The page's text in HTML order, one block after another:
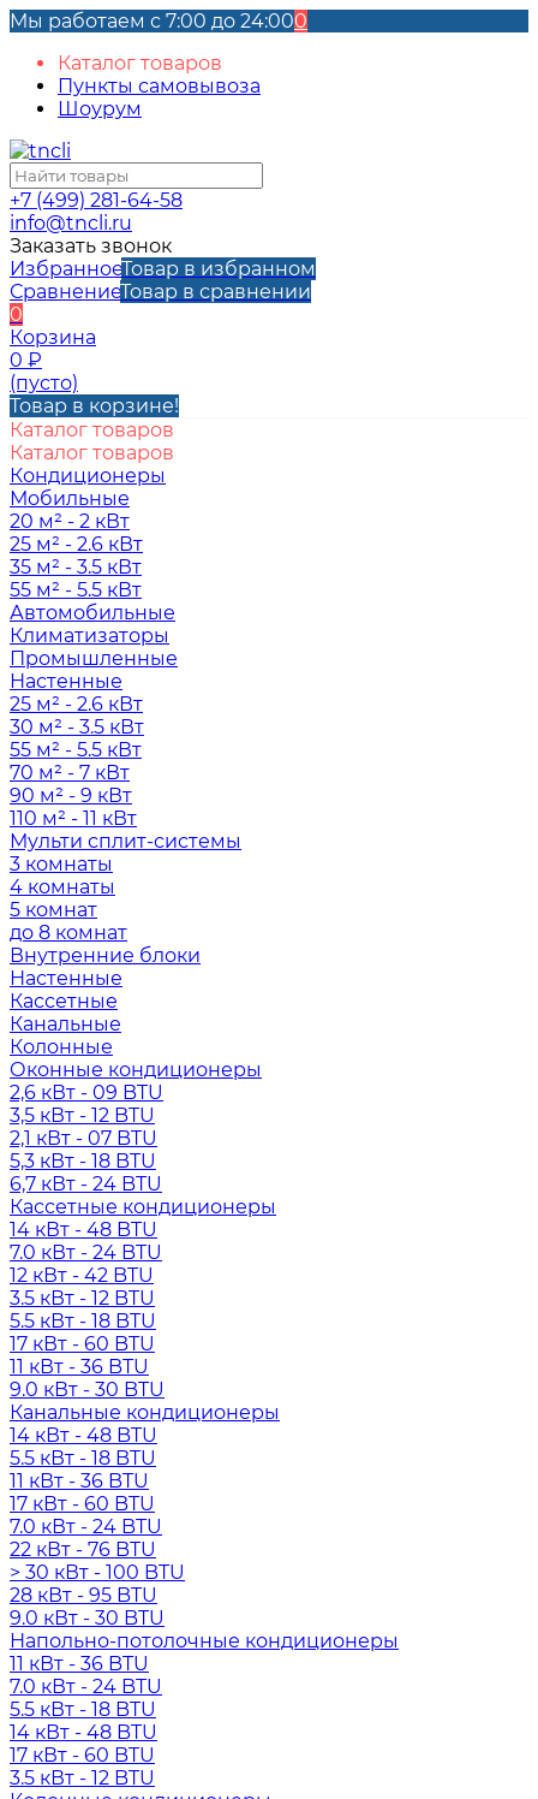
Мы работаем с 7:00 до 24:000
Каталог товаров
Пункты самовывоза
Шоурум
+7 (499) 281-64-58
info@tncli.ru
Заказать звонок
ИзбранноеТовар в избранном
СравнениеТовар в сравнении
0
Корзина
0 ₽
(пусто)
Товар в корзине!
Каталог товаров
Каталог товаров
Кондиционеры
Мобильные
20 м² - 2 кВт
25 м² - 2.6 кВт
35 м² - 3.5 кВт
55 м² - 5.5 кВт
Автомобильные
Климатизаторы
Промышленные
Настенные
25 м² - 2.6 кВт
30 м² - 3.5 кВт
55 м² - 5.5 кВт
70 м² - 7 кВт
90 м² - 9 кВт
110 м² - 11 кВт
Мульти сплит-системы
3 комнаты
4 комнаты
5 комнат
до 8 комнат
Внутренние блоки
Настенные
Кассетные
Канальные
Колонные
Оконные кондиционеры
2,6 кВт - 09 BTU
3,5 кВт - 12 BTU
2,1 кВт - 07 BTU
5,3 кВт - 18 BTU
6,7 кВт - 24 BTU
Кассетные кондиционеры
14 кВт - 48 BTU
7.0 кВт - 24 BTU
12 кВт - 42 BTU
3.5 кВт - 12 BTU
5.5 кВт - 18 BTU
17 кВт - 60 BTU
11 кВт - 36 BTU
9.0 кВт - 30 BTU
Канальные кондиционеры
14 кВт - 48 BTU
5.5 кВт - 18 BTU
11 кВт - 36 BTU
17 кВт - 60 BTU
7.0 кВт - 24 BTU
22 кВт - 76 BTU
> 30 кВт - 100 BTU
28 кВт - 95 BTU
9.0 кВт - 30 BTU
Напольно-потолочные кондиционеры
11 кВт - 36 BTU
7.0 кВт - 24 BTU
5.5 кВт - 18 BTU
14 кВт - 48 BTU
17 кВт - 60 BTU
3.5 кВт - 12 BTU